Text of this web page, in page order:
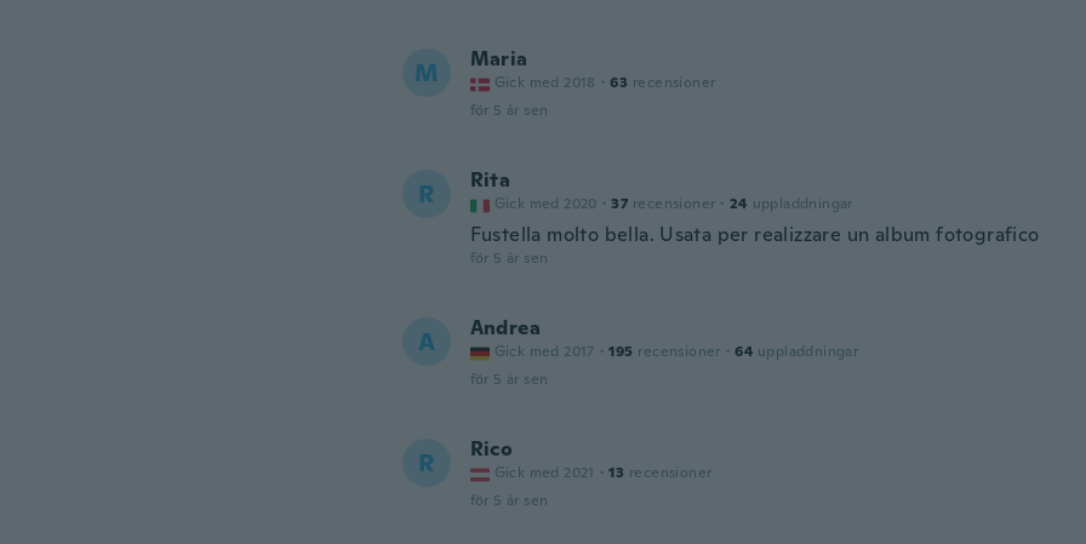
M Maria
Gick med 2018 · 63 recensioner
för 5 år sen
R Rita
Gick med 2020 · 37 recensioner · 24 uppladdningar
Fustella molto bella. Usata per realizzare un album fotografico
för 5 år sen
A Andrea
Gick med 2017 · 195 recensioner · 64 uppladdningar
för 5 år sen
R Rico
Gick med 2021 · 13 recensioner
för 5 år sen